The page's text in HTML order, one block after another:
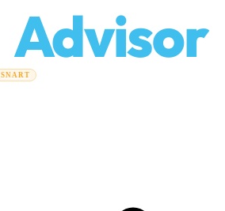
Advisor
SNART